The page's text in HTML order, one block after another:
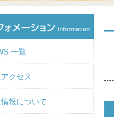
一覧
クセス
報について